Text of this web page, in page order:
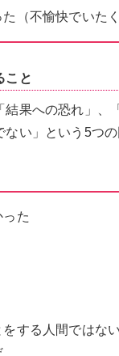
（不愉快でいた
こと
果への恐れ」、
ない」という5つ
った
する人間ではない